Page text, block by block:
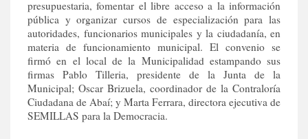
presupuestaria, fomentar el libre acceso a la información
pública y organizar cursos de especialización para las
autoridades, funcionarios municipales y la ciudadanía, en
materia de funcionamiento municipal. El convenio se
firmó en el local de la Municipalidad estampando sus
firmas Pablo Tilleria, presidente de la Junta de la
Municipal; Oscar Brizuela, coordinador de la Contraloría
Ciudadana de Abaí; y Marta Ferrara, directora ejecutiva de
SEMILLAS para la Democracia.